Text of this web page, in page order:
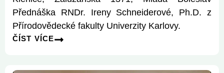
Přednáška RNDr. Ireny Schneiderové, Ph.D. z
Přírodovědecké fakulty Univerzity Karlovy.
ČÍST VÍCE